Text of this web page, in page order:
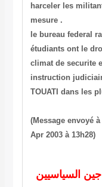
harceler les
mesure .
le bureau federal
étudiants ont le
climat de securite
instruction
TOUATI dans les
(Message envoyé
Apr 2003 à 13h28)
السياسيين